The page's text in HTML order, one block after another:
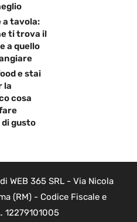
a tavola:
ti trova il
a quello
e stai
la
cosa
di gusto
WEB 365 SRL - Via Nicola
(RM) - Codice Fiscale e
12279101005